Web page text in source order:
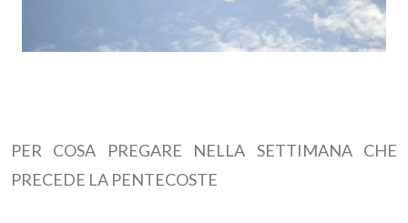
PER COSA PREGARE NELLA SETTIMANA CHE
PRECEDE LA PENTECOSTE